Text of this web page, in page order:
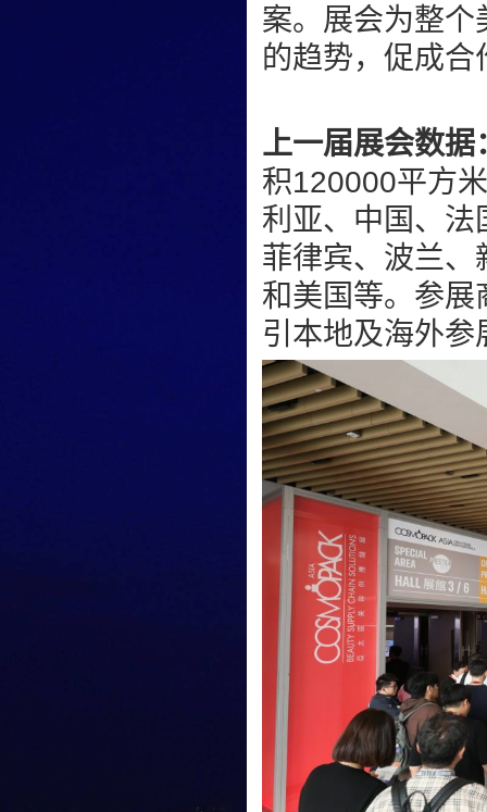
案。展会为整个
的趋势，促成
上一届展会数据
积120000平方
利亚、中国、法
菲律宾、波兰、
和美国等。参
引本地及海外